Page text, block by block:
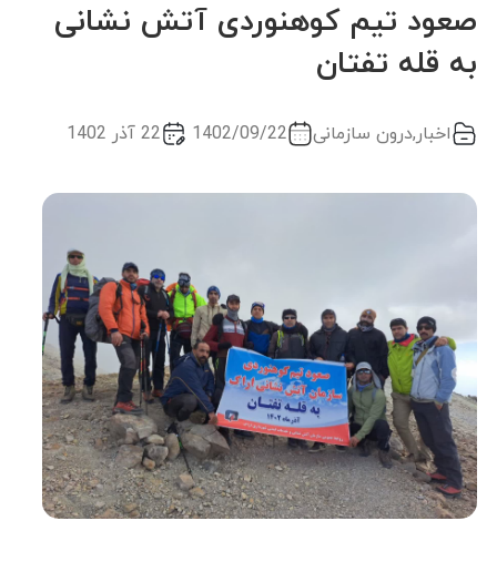
صعود تیم کوهنوردی آتش نشانی
به قله تفتان
اخبار,درون سازمانی 1402/09/22 22 آذر 1402